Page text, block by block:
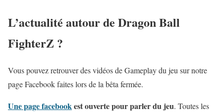
L’actualité autour de Dragon Ball
FighterZ ?
Vous pouvez retrouver des vidéos de Gameplay du jeu sur notre
page Facebook faites lors de la bêta fermée.
Une page facebookest ouverte pour parler du jeu. Toutes les